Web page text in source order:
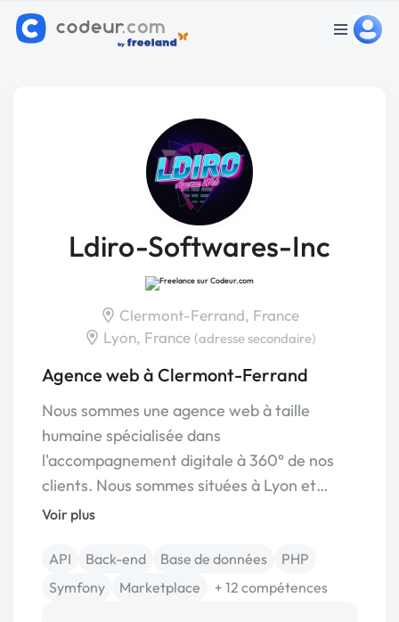
Ldiro-Softwares-Inc
Clermont-Ferrand, France
Lyon, France (adresse secondaire)
Agence web à Clermont-Ferrand
Nous sommes une agence web à taille
humaine spécialisée dans
l'accompagnement digitale à 360° de nos
clients. Nous sommes situées à Lyon et…
Voir plus
API Back-end Base de données
PHP
Symfony
Marketplace + 12 compétences